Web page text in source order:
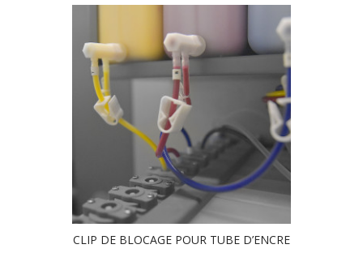
CLIP DE BLOCAGE POUR TUBE D’ENCRE